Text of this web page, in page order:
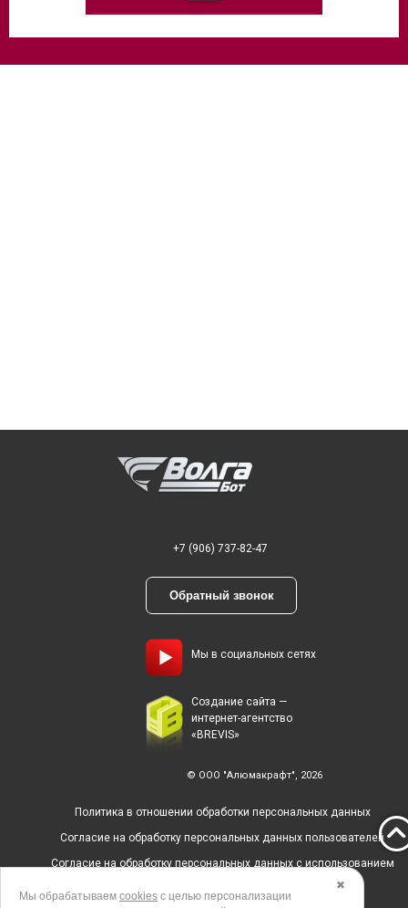
+7 (906) 737-82-47
Обратный звонок
Мы в социальных сетях
Создание сайта —
интернет-агентство
«BREVIS»
© ООО "Алюмакрафт", 2026
Политика в отношении обработки персональных данных
Согласие на обработку персональных данных пользователей
Согласие на обработку персональных данных с использованием
Политика использования cookies
✖
Мы обрабатываем cookies с целью персонализации